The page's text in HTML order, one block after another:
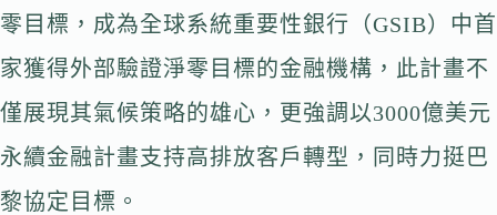
零目標，成為全球系統重要性銀行（GSIB）中首
家獲得外部驗證淨零目標的金融機構，此計畫不
僅展現其氣候策略的雄心，更強調以3000億美元
永續金融計畫支持高排放客戶轉型，同時力挺巴
黎協定目標。